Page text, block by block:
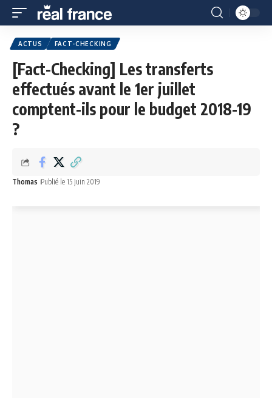
ACTUS FACT-CHECKING
[Fact-Checking] Les transferts
effectués avant le 1er juillet
comptent-ils pour le budget 2018-19
?
Thomas Publié le 15 juin 2019